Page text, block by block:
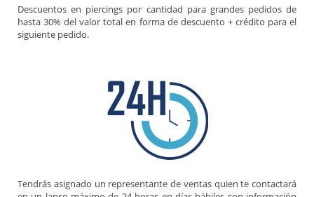
Descuentos en piercings por cantidad para grandes pedidos de
hasta 30% del valor total en forma de descuento + crédito para el
siguiente pedido.
Tendrás asignado un representante de ventas quien te contactará